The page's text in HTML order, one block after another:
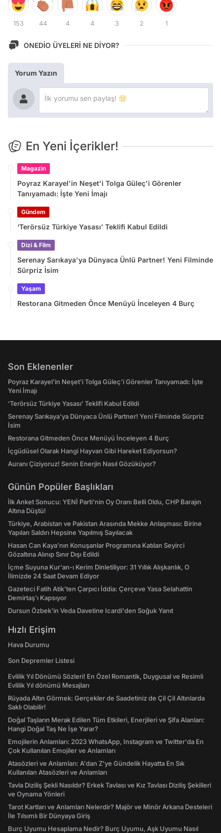
153 44 4 4 3 2 1
ONEDİO ÜYELERİ NE DİYOR?
Yorum Yazın
En Yeni İçerikler!
Magazin
Poyraz Karayel'in Neşet'i Tolga Güleç'i Görenler
Tanıyamadı: İşte Yeni İmajı
Gündem
‘Terörsüz Türkiye Yasası’ Teklifi Kabul Edildi
Dizi & Film
Serenay Sarıkaya'ya Dünyaca Ünlü Partner! Yeni Filminde
Sürpriz İsim
Yaşam
Restorana Gitmeden Önce Menüyü İnceleyen 4 Burç
Son Eklenenler
Poyraz Karayel'in Neşet'i Tolga Güleç'i Görenler Tanıyamadı: İşte
Yeni İmajı
‘Terörsüz Türkiye Yasası’ Teklifi Kabul Edildi
Serenay Sarıkaya'ya Dünyaca Ünlü Partner! Yeni Filminde Sürpriz
İsim
Restorana Gitmeden Önce Menüyü İnceleyen 4 Burç
İçgüdüsel Olarak Hangi Hayvan Gibi Hareket Ediyorsun?
Auranı Çiziyoruz! Senin Enerjin Nasıl Gözüküyor?
Günün Popüler Başlıkları
İlk Anket Sonucu: YENİ Parti'nin Oy Oranı Belli Oldu, CHP Barajın
Altına Düştü!
Türkiye, Arabistan ve Pakistan Arasında Mekke Anlaşması: Birine
Yapılan Saldırı Hepsine Yapılmış Sayılacak
Hasan Can Kaya’nın Konuşanlar Programına Katılan Seyirci
Gözaltına Alınıp Sınır Dışı Edildi
İçme Suyuna Kur'an-ı Kerim Dinletiliyor: 31 Yıllık Alışkanlık, O
İlimizde 24 Saat Devam Ediyor
Gazeteci Fatih Atik'ten Çarpıcı İddia: Çerçeve Yasa Selahattin
Demirtaş'ı Kapsıyor
Dursun Özbek'in Veda Davetine Icardi'den Soğuk Yanıt
Hızlı Erişim
Hava Durumu
Son Depremler Listesi
Evlilik Yıl Dönümü Sözleri! En Özel Romantik, Duygusal ve Resimli
Evlilik Yıl dönümü Mesajları
Rüyada Altın Görmek: Gerçekler de Saadetiniz de Çil Çil Altınlarda
Saklı Olabilir!
Doğal Taşların Merak Edilen Tüm Etkileri, Enerjileri ve Şifa Alanları:
Hangi Doğal Taş Ne İşe Yarar?
Emojilerin Anlamları: 2023 WhatsApp, Instagram ve Twitter'da En
Çok Kullanılan Emojiler ve Anlamları
Atasözleri ve Anlamları: A'dan Z'ye Gündelik Hayatta En Sık
Kullanılan Atasözleri ve Anlamları
Tavla Diziliş Şekli Nasıldır? Erkek Tavlası ve Kız Tavlası Diziliş Şekilleri
ve Oynama Yönleri
Tarot Kartları ve Anlamları Nelerdir? Majör ve Minör Arkana Desteleri
İle Tılsımlı Bir Dünyaya Giriş
Burç Uyumu Hesaplama Nedir? Burç Uyumu, Aşk Uyumu Nasıl